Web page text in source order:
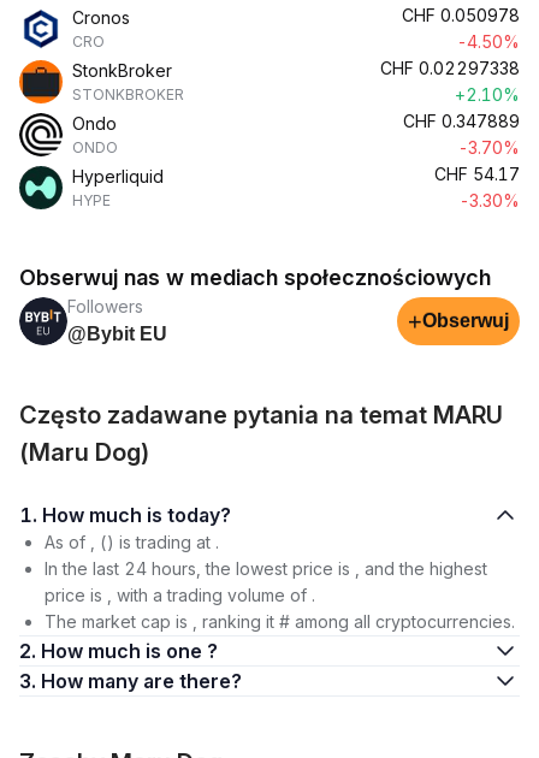
Cronos
CRO
CHF 0.050978
-4.50%
StonkBroker
STONKBROKER
CHF 0.02297338
+2.10%
Ondo
ONDO
CHF 0.347889
-3.70%
Hyperliquid
HYPE
CHF 54.17
-3.30%
Obserwuj nas w mediach społecznościowych
Followers
@Bybit EU
+Obserwuj
Często zadawane pytania na temat MARU
(Maru Dog)
1. How much is today?
As of , () is trading at .
In the last 24 hours, the lowest price is , and the highest
price is , with a trading volume of .
The market cap is , ranking it # among all cryptocurrencies.
2. How much is one ?
3. How many are there?